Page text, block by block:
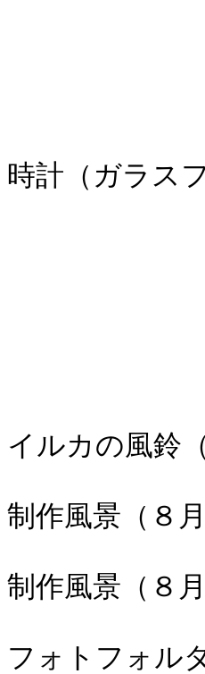
（
時計（ガラス
（
イルカの風鈴
制作風景（８月
制作風景（８月
フォトフォル